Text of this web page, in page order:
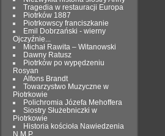
Tragedia w restauracji Europa
Piotrków 1887
Piotrkowscy franciszkanie
Emil Dobrzański - wierny
Ojczyźnie...
Michał Rawita – Witanowski
Dawny Ratusz
Piotrków po wypędzeniu
Rosyan
Alfons Brandt
Towarzystwo Muzyczne w
Piotrkowie
Polichromia Józefa Mehoffera
Siostry Służebniczki w
Piotrkowie
Historia kościoła Nawiedzenia
N.M.P.